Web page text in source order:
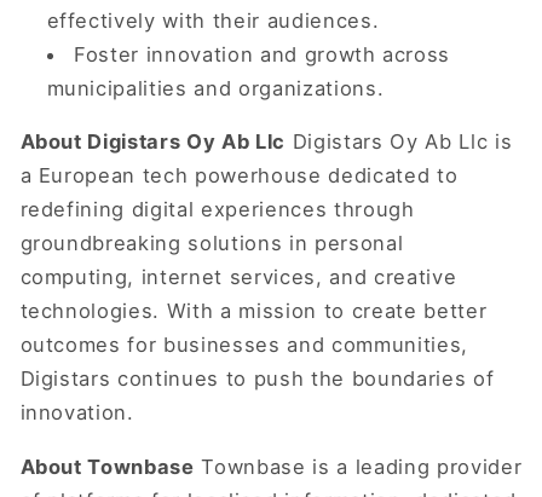
effectively with their audiences.
Foster innovation and growth across
municipalities and organizations.
About Digistars Oy Ab Llc Digistars Oy Ab Llc is
a European tech powerhouse dedicated to
redefining digital experiences through
groundbreaking solutions in personal
computing, internet services, and creative
technologies. With a mission to create better
outcomes for businesses and communities,
Digistars continues to push the boundaries of
innovation.
About Townbase Townbase is a leading provider